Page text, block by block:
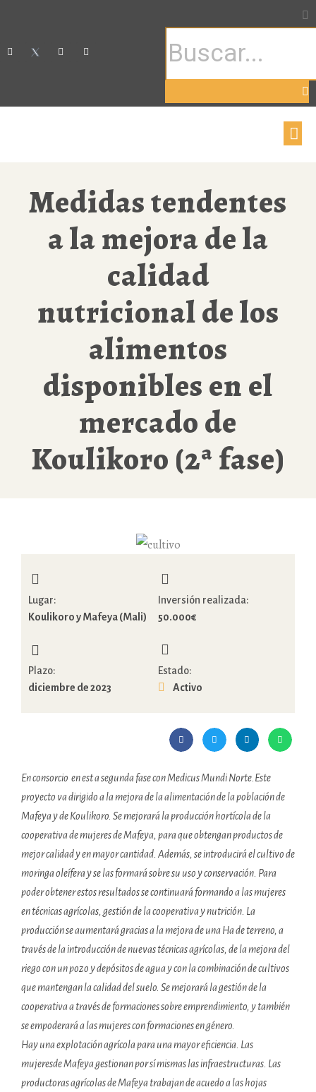
Medidas tendentes
a la mejora de la
calidad
nutricional de los
alimentos
disponibles en el
mercado de
Koulikoro (2ª fase)
Lugar:
Koulikoro y Mafeya (Mali)
Inversión realizada:
50.000€
Plazo:
diciembre de 2023
Estado:
Activo
En consorcio en est a segunda fase con Medicus Mundi Norte.Este
proyecto va dirigido a la mejora de la alimentación de la población de
Mafeya y de Koulikoro. Se mejorará la producción hortícola de la
cooperativa de mujeres de Mafeya, para que obtengan productos de
mejor calidad y en mayor cantidad. Además, se introducirá el cultivo de
moringa oleífera y se las formará sobre su uso y conservación. Para
poder obtener estos resultados se continuará formando a las mujeres
en técnicas agrícolas, gestión de la cooperativa y nutrición. La
producción se aumentará gracias a la mejora de una Ha de terreno, a
través de la introducción de nuevas técnicas agrícolas, de la mejora del
riego con un pozo y depósitos de agua y con la combinación de cultivos
que mantengan la calidad del suelo. Se mejorará la gestión de la
cooperativa a través de formaciones sobre emprendimiento, y también
se empoderará a las mujeres con formaciones en género.
Hay una explotación agrícola para una mayor eficiencia. Las
mujeresde Mafeya gestionan por sí mismas las infraestructuras. Las
productoras agrícolas de Mafeya trabajan de acuedo a las hojas